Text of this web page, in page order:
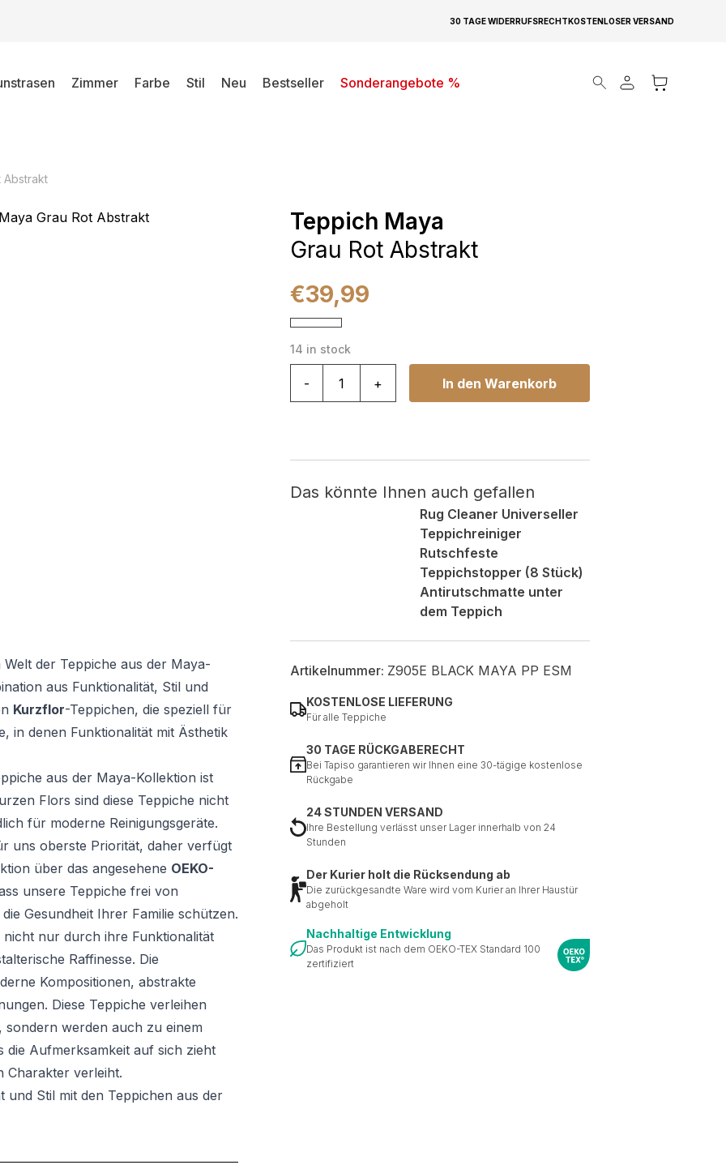
30 TAGE WIDERRUFSRECHTKOSTENLOSER VERSAND
Zimmer Farbe Stil Neu Bestseller Sonderangebote %
Products search
Abstrakt
der Teppiche aus der Maya-
aus Funktionalität, Stil und
Kurzflor-Teppichen, die speziell für
in denen Funktionalität mit Ästhetik
aus der Maya-Kollektion ist
Flors sind diese Teppiche nicht
für moderne Reinigungsgeräte.
uns oberste Priorität, daher verfügt
über das angesehene OEKO-
unsere Teppiche frei von
Gesundheit Ihrer Familie schützen.
nur durch ihre Funktionalität
Raffinesse. Die
Kompositionen, abstrakte
Diese Teppiche verleihen
werden auch zu einem
die Aufmerksamkeit auf sich zieht
Charakter verleiht.
und Stil mit den Teppichen aus der
Teppich Maya
Grau Rot Abstrakt
€39,99
14 in stock
- + In den Warenkorb
Das könnte Ihnen auch gefallen
Rug Cleaner Universeller
Teppichreiniger
Rutschfeste
Teppichstopper (8 Stück)
Antirutschmatte unter
dem Teppich
Artikelnummer: Z905E BLACK MAYA PP ESM
KOSTENLOSE LIEFERUNG
Für alle Teppiche
30 TAGE RÜCKGABERECHT
Bei Tapiso garantieren wir Ihnen eine 30-tägige kostenlose
Rückgabe
24 STUNDEN VERSAND
Ihre Bestellung verlässt unser Lager innerhalb von 24
Stunden
Der Kurier holt die Rücksendung ab
Die zurückgesandte Ware wird vom Kurier an Ihrer Haustür
abgeholt
Nachhaltige Entwicklung
Das Produkt ist nach dem OEKO-TEX Standard 100
zertifiziert